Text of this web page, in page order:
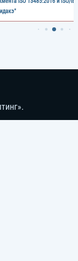
www.znaem.by